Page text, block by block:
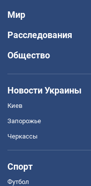
Мир
Расследования
Общество
Новости Украины
Киев
Запорожье
Черкассы
Спорт
Футбол